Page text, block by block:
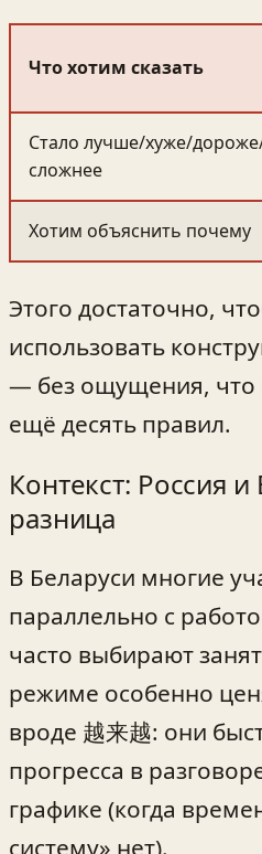
Что хотим сказать
Стало лучше/хуже/
сложнее
Хотим объяснить почему
Этого достаточно,
использовать
— без ощущения, что
ещё десять правил.
Контекст: Россия
разница
В Беларуси многие
параллельно с
часто выбирают
режиме особенно
вроде 越来越: они
прогресса в
графике (когда
систему» нет).